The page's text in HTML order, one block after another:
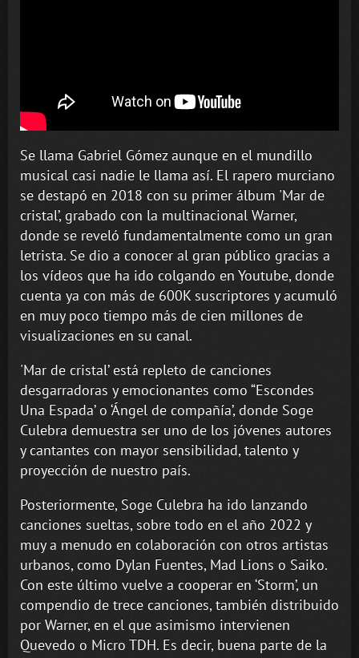
Se llama Gabriel Gómez aunque en el mundillo
musical casi nadie le llama así. El rapero murciano
se destapó en 2018 con su primer álbum 'Mar de
cristal’, grabado con la multinacional Warner,
donde se reveló fundamentalmente como un gran
letrista. Se dio a conocer al gran público gracias a
los vídeos que ha ido colgando en Youtube, donde
cuenta ya con más de 600K suscriptores y acumuló
en muy poco tiempo más de cien millones de
visualizaciones en su canal.
'Mar de cristal’ está repleto de canciones
desgarradoras y emocionantes como “Escondes
Una Espada’ o ‘Ángel de compañía’, donde Soge
Culebra demuestra ser uno de los jóvenes autores
y cantantes con mayor sensibilidad, talento y
proyección de nuestro país.
Posteriormente, Soge Culebra ha ido lanzando
canciones sueltas, sobre todo en el año 2022 y
muy a menudo en colaboración con otros artistas
urbanos, como Dylan Fuentes, Mad Lions o Saiko.
Con este último vuelve a cooperar en ‘Storm’, un
compendio de trece canciones, también distribuido
por Warner, en el que asimismo intervienen
Quevedo o Micro TDH. Es decir, buena parte de la